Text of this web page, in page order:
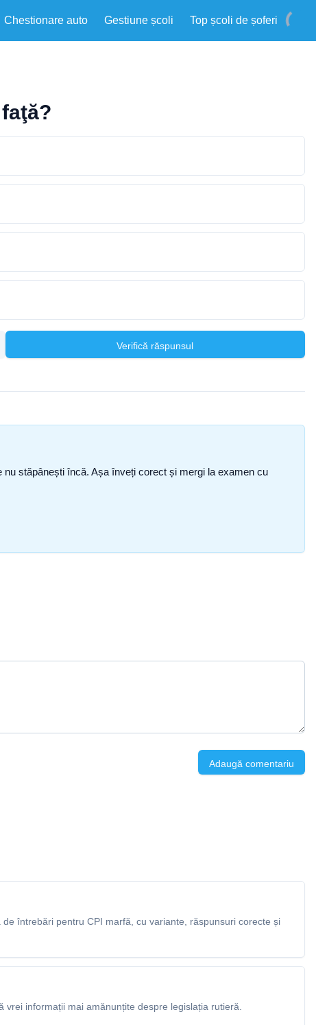
Chestionare auto Gestiune școli Top școli de șoferi
Verifică răspunsul
stăpânești încă. Așa înveți corect și mergi la examen cu
Adaugă comentariu
întrebări pentru CPI marfă, cu variante, răspunsuri corecte și
vrei informații mai amănunțite despre legislația rutieră.